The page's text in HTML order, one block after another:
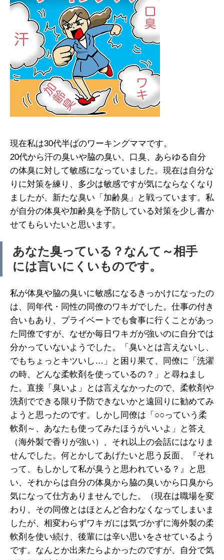
現在私は30代半ばのワーキングママです。
20代から汗の臭いや脇の臭い、口臭、あらゆる自分
の体臭に対して敏感になっていました。現在は自分な
りに対策を練り、多少は敏感ですが気にならなくなり
ましたが、新たな臭い「加齢臭」と戦っています。私
が自分の体臭や加齢臭を予防している対策を少し書か
せてもらいたいと思います。
あなた臭っている？なんて～相手
には言いにくいものです。
私が体臭や脇の臭いに敏感になるきっかけになったの
は、同年代・同性の同僚のワキガでした。仕事の付き
合いもあり、プライベートでも食事に行くことがあっ
た同僚ですが、なぜか毎日ワキガが強いのに自分では
分かっていないようでした。「臭いとは言えないし、
でもちょっとキツいし…」と困り果て、同僚に「洗濯
の時、どんな柔軟剤を使っているの？」と尋ねまし
た。直接「臭いよ」とは言えなかったので、柔軟剤や
洗剤でできる限り予防できないかと遠回りに勧めてみ
ようと思ったのです。しかし同僚は「○○っていう柔
軟剤～、あなたも使ってみたほうがいいよ」と答え
（海外製で香りが強い）、それ以上の会話にはなりま
せんでした。何とかしてあげたいと思う反面、『それ
って、もしかして私が臭うと思われている？』と思
い、それからは自分の体臭から脇の臭いから口臭から
気になって仕方ありませんでした。（現在は職場を変
わり、その同僚とはほとんど合わなくなってしまいま
したが、相変わらずワキガには気づかずに海外製の柔
軟剤を使い続け、後輩には辛い思いをさせているよう
です。なんとか出来たらよかったのですが、自分で気